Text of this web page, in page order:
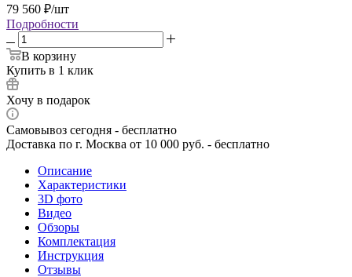
79 560 ₽/шт
Подробности
В корзину
Купить в 1 клик
Хочу в подарок
Самовывоз сегодня - бесплатно
Доставка по г. Москва от 10 000 руб. - бесплатно
Описание
Характеристики
3D фото
Видео
Обзоры
Комплектация
Инструкция
Отзывы